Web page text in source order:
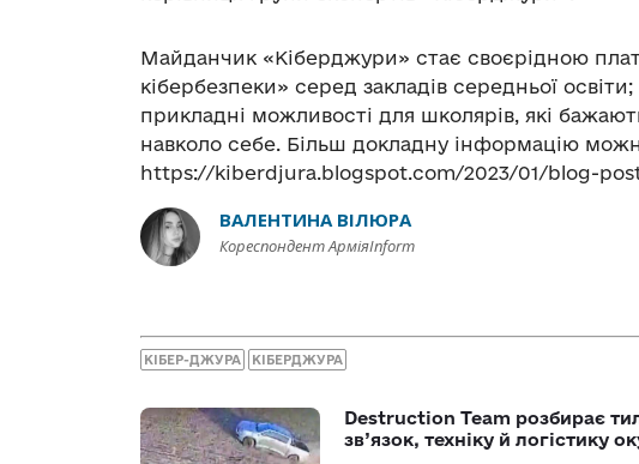
Майданчик «Кіберджури» стає своєрідною
кібербезпеки» серед закладів середньої
прикладні можливості для школярів, які
навколо себе. Більш докладну інформацію
https://kiberdjura.blogspot.com/2023/01/blog-
ВАЛЕНТИНА ВІЛЮРА
Кореспондент АрміяInform
КІБЕР-ДЖУРА КІБЕРДЖУРА
Destruction Team розбирає
зв’язок, техніку й логістику